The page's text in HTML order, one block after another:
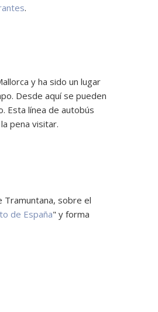
.
y ha sido un lugar
Desde aquí se pueden
Esta línea de autobús
pena visitar.
Tramuntana, sobre el
de España" y forma